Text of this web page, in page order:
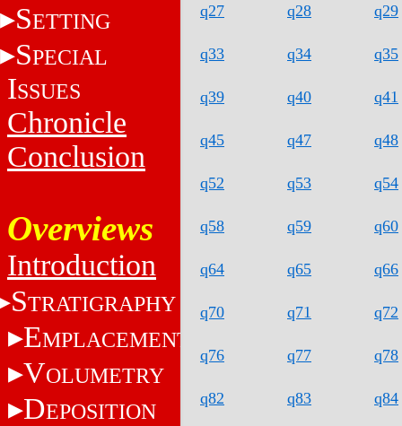
SETTING
SPECIAL
ISSUES
Chronicle
Conclusion
Overviews
Introduction
STRATIGRAPHY
EMPLACEMENT
VOLUMETRY
DEPOSITION
q27 q28 q29
q33 q34 q35
q39 q40 q41
q45 q47 q48
q52 q53 q54
q58 q59 q60
q64 q65 q66
q70 q71 q72
q76 q77 q78
q82 q83 q84